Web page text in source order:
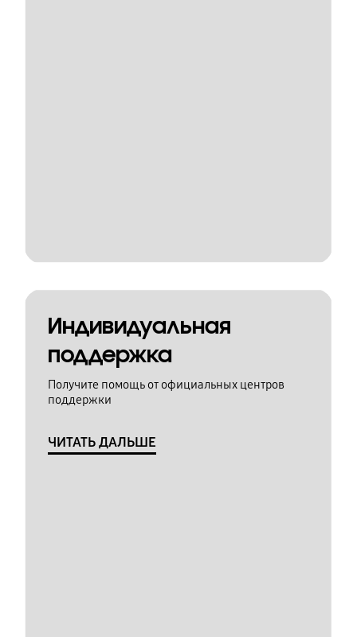
Индивидуальная
поддержка
Получите помощь от официальных центров
поддержки
ЧИТАТЬ ДАЛЬШЕ